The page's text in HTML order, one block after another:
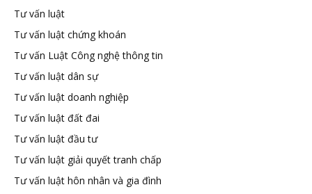
Tư vấn luật
Tư vấn luật chứng khoán
Tư vấn Luật Công nghệ thông tin
Tư vấn luật dân sự
Tư vấn luật doanh nghiệp
Tư vấn luật đất đai
Tư vấn luật đầu tư
Tư vấn luật giải quyết tranh chấp
Tư vấn luật hôn nhân và gia đình